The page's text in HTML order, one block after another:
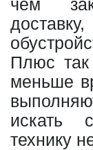
чем
Плюс так
меньше
искать
технику